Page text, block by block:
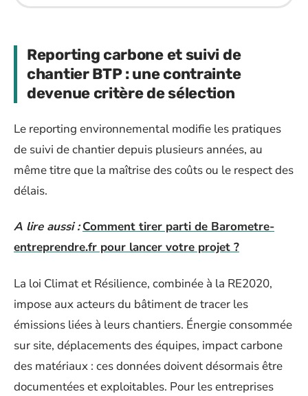
Reporting carbone et suivi de
chantier BTP : une contrainte
devenue critère de sélection
Le reporting environnemental modifie les pratiques
de suivi de chantier depuis plusieurs années, au
même titre que la maîtrise des coûts ou le respect des
délais.
A lire aussi : Comment tirer parti de Barometre-
entreprendre.fr pour lancer votre projet ?
La loi Climat et Résilience, combinée à la RE2020,
impose aux acteurs du bâtiment de tracer les
émissions liées à leurs chantiers. Énergie consommée
sur site, déplacements des équipes, impact carbone
des matériaux : ces données doivent désormais être
documentées et exploitables. Pour les entreprises